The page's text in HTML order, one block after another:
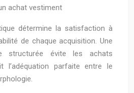
achat vestiment
détermine la satisfaction à
de chaque acquisition. Une
structurée évite les achats
l’adéquation parfaite entre le